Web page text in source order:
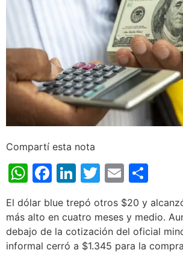
Compartí esta nota
WhatsApp
Facebook
LinkedIn
Twitter
Email
El dólar blue trepó otros $20 y
más alto en cuatro meses y medio.
debajo de la cotización del oficial
informal cerró a $1.345 para la